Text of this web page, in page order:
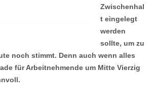
Zwischenhal
t eingelegt
werden
sollte, um zu
noch stimmt. Denn auch wenn alles
für Arbeitnehmende um Mitte Vierzig